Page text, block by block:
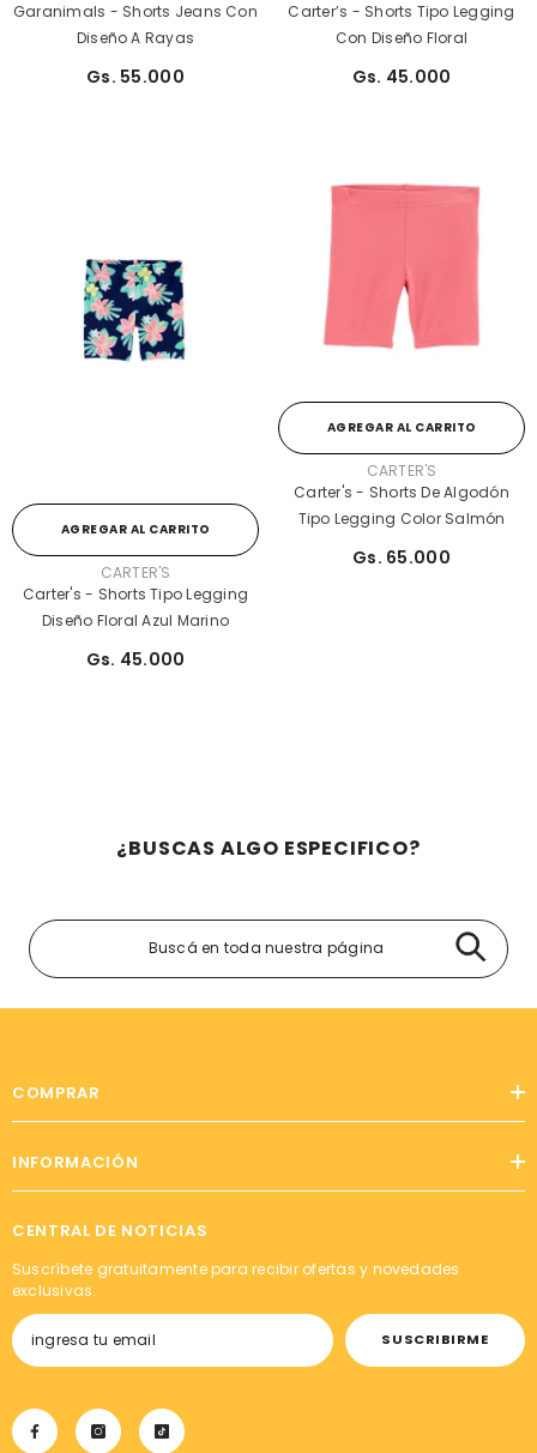
Garanimals - Shorts Jeans Con
Diseño A Rayas
Gs. 55.000
Carter’s - Shorts Tipo Legging
Con Diseño Floral
Gs. 45.000
AGREGAR AL CARRITO
CARTER'S
Carter's - Shorts Tipo Legging
Diseño Floral Azul Marino
Gs. 45.000
AGREGAR AL CARRITO
CARTER'S
Carter's - Shorts De Algodón
Tipo Legging Color Salmón
Gs. 65.000
¿BUSCAS ALGO ESPECIFICO?
COMPRAR
INFORMACIÓN
CENTRAL DE NOTICIAS
Suscríbete gratuitamente para recibir ofertas y novedades
exclusivas.
SUSCRIBIRME